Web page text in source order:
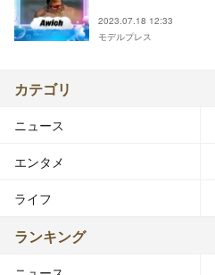
2023.07.18 12:33
モデルプレス
カテゴリ
ニュース
エンタメ
ライフ
ランキング